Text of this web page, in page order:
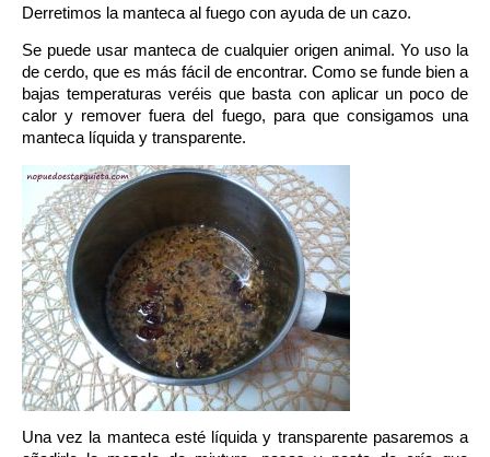
Derretimos la manteca al fuego con ayuda de un cazo.
Se puede usar manteca de cualquier origen animal. Yo uso la
de cerdo, que es más fácil de encontrar. Como se funde bien a
bajas temperaturas veréis que basta con aplicar un poco de
calor y remover fuera del fuego, para que consigamos una
manteca líquida y transparente.
Una vez la manteca esté líquida y transparente pasaremos a